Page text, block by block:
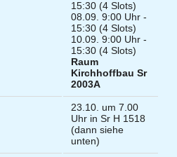
15:30 (4 Slots)
08.09. 9:00 Uhr -
15:30 (4 Slots)
10.09. 9:00 Uhr -
15:30 (4 Slots)
Raum
Kirchhoffbau Sr
2003A
23.10. um 7.00
Uhr in Sr H 1518
(dann siehe
unten)